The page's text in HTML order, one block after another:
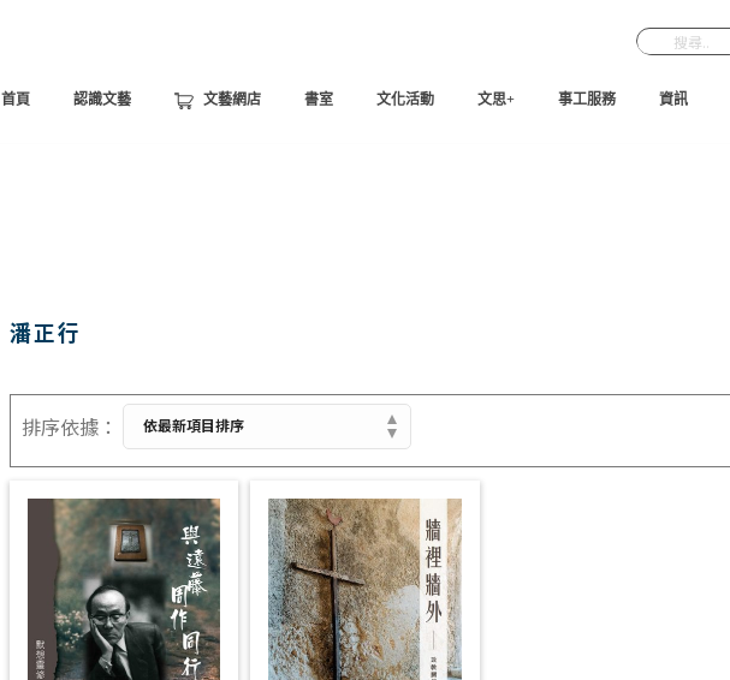
首頁 認識文藝 文藝網店 書室 文化活動 文思+ 事工服務 資訊
潘正行